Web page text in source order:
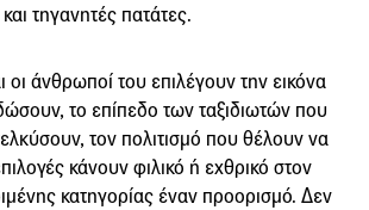
και τηγανητές πατάτες.
οι άνθρωποί του επιλέγουν την εικόνα
το επίπεδο των ταξιδιωτών που
τον πολιτισμό που θέλουν να
κάνουν φιλικό ή εχθρικό στον
κατηγορίας έναν προορισμό. Δεν